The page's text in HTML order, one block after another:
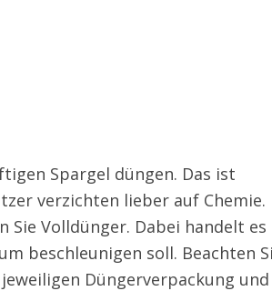
Spargel düngen. Das ist
verzichten lieber auf Chemie.
Sie Volldünger. Dabei handelt es
beschleunigen soll. Beachten
Düngerverpackung und